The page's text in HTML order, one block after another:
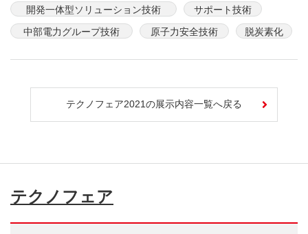
開発一体型ソリューション技術
サポート技術
中部電力グループ技術
原子力安全技術 脱炭素化
テクノフェア2021の展示内容一覧へ戻る
テクノフェア